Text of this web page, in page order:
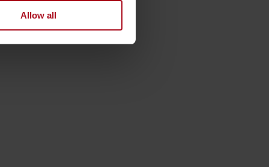
Allow all
nad
sam
w